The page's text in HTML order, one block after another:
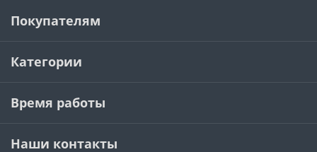
Покупателям
Категории
Время работы
Наши контакты